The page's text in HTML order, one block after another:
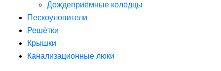
Дождеприёмные колодцы
Пескоуловители
Решётки
Крышки
Канализационные люки